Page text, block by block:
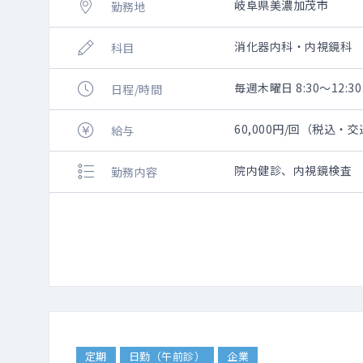
勤務地 岐阜県美濃加茂市
科目 消化器内科・内視鏡科
日程/時間 毎週木曜日 8:30～12:30
給与 60,000円/回（税込・交
勤務内容 院内健診、内視鏡検査
定期 日勤（午前診） 企業